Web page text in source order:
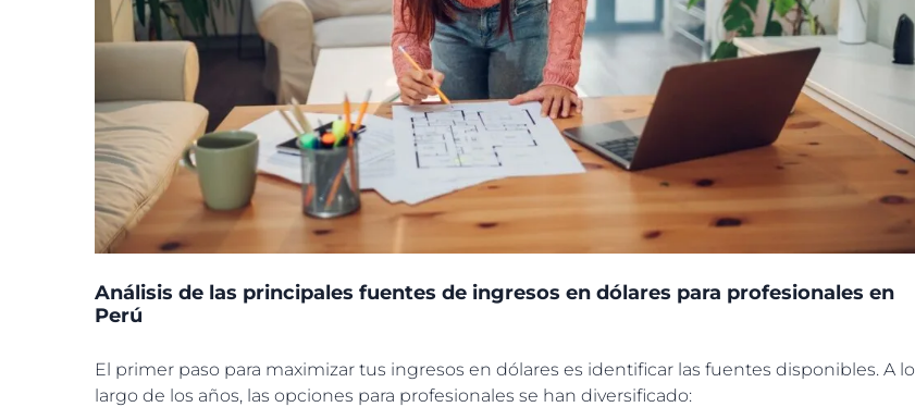
Análisis de las principales fuentes de ingresos en dólares para profesionales en
Perú
El primer paso para maximizar tus ingresos en dólares es identificar las fuentes disponibles. A lo
largo de los años, las opciones para profesionales se han diversificado: